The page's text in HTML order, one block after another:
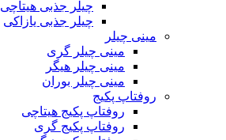
چیلر جذبی هیتاچی
چیلر جذبی یازاکی
مینی چیلر
مینی چیلر گری
مینی چیلر هیگر
مینی چیلر بوران
روفتاپ پکیج
روفتاپ پکیج هیتاچی
روفتاپ پکیج گری